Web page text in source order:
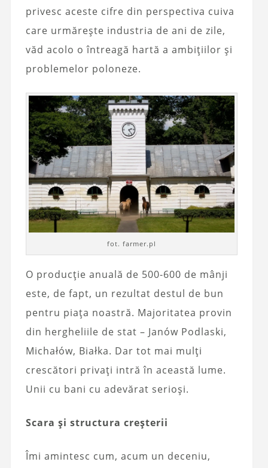
privesc aceste cifre din perspectiva cuiva
care urmărește industria de ani de zile,
văd acolo o întreagă hartă a ambițiilor și
problemelor poloneze.
fot. farmer.pl
O producție anuală de 500-600 de mânji
este, de fapt, un rezultat destul de bun
pentru piața noastră. Majoritatea provin
din hergheliile de stat – Janów Podlaski,
Michałów, Białka. Dar tot mai mulți
crescători privați intră în această lume.
Unii cu bani cu adevărat serioși.
Scara și structura creșterii
Îmi amintesc cum, acum un deceniu,